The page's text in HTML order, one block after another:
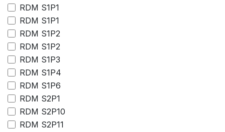
RDM S1P1
RDM S1P1
RDM S1P2
RDM S1P2
RDM S1P3
RDM S1P4
RDM S1P6
RDM S2P1
RDM S2P10
RDM S2P11